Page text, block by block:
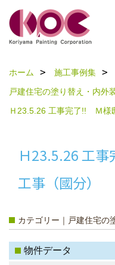
ホーム 施工事例集
戸建住宅の塗り替え・内外
Ｈ23.5.26 工事完了!! Ｍ様
Ｈ23.5.26 工
工事（國分）
カテゴリー｜戸建住宅の
物件データ